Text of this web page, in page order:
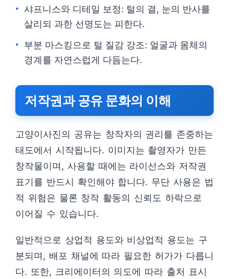
샤프니스와 디테일 보정: 털의 결, 눈의 반사를
살리되 과한 선명도는 피한다.
부분 마스킹으로 털 질감 강조: 얼굴과 몸체의
경계를 자연스럽게 다듬는다.
저작권과 공유 문화의 이해
고양이사진의 공유는 창작자의 권리를 존중하는
태도에서 시작됩니다. 이미지는 촬영자가 만든
창작물이며, 사용할 때에는 라이선스와 저작권
표기를 반드시 확인해야 합니다. 무단 사용은 법
적 위험은 물론 창작 활동의 신뢰도 하락으로
이어질 수 있습니다.
일반적으로 상업적 용도와 비상업적 용도는 구
분되며, 배포 채널에 따라 필요한 허가가 다릅니
다. 또한, 크리에이터의 의도에 따라 출처 표시